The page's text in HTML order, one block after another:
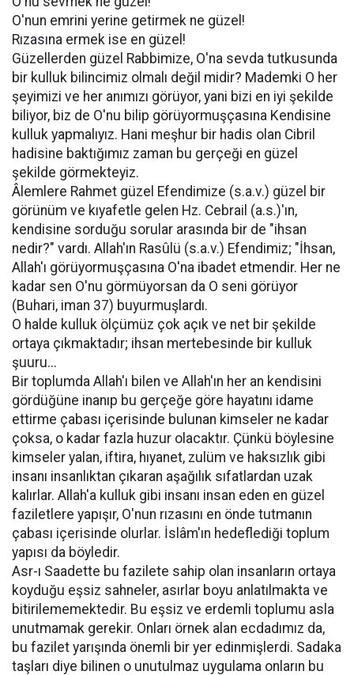
O'nun emrini yerine getirmek ne güzel!
Rızasına ermek ise en güzel!
Güzellerden güzel Rabbimize, O'na sevda tutkusunda
bir kulluk bilincimiz olmalı değil midir? Mademki O her
şeyimizi ve her anımızı görüyor, yani bizi en iyi şekilde
biliyor, biz de O'nu bilip görüyormuşçasına Kendisine
kulluk yapmalıyız. Hani meşhur bir hadis olan Cibril
hadisine baktığımız zaman bu gerçeği en güzel
şekilde görmekteyiz.
Âlemlere Rahmet güzel Efendimize (s.a.v.) güzel bir
görünüm ve kıyafetle gelen Hz. Cebrail (a.s.)'ın,
kendisine sorduğu sorular arasında bir de "ihsan
nedir?" vardı. Allah'ın Rasûlü (s.a.v.) Efendimiz; "İhsan,
Allah'ı görüyormuşçasına O'na ibadet etmendir. Her ne
kadar sen O'nu görmüyorsan da O seni görüyor
(Buhari, iman 37) buyurmuşlardı.
O halde kulluk ölçümüz çok açık ve net bir şekilde
ortaya çıkmaktadır; ihsan mertebesinde bir kulluk
şuuru...
Bir toplumda Allah'ı bilen ve Allah'ın her an kendisini
gördüğüne inanıp bu gerçeğe göre hayatını idame
ettirme çabası içerisinde bulunan kimseler ne kadar
çoksa, o kadar fazla huzur olacaktır. Çünkü böylesine
kimseler yalan, iftira, hıyanet, zulüm ve haksızlık gibi
insanı insanlıktan çıkaran aşağılık sıfatlardan uzak
kalırlar. Allah'a kulluk gibi insanı insan eden en güzel
faziletlere yapışır, O'nun rızasını en önde tutmanın
çabası içerisinde olurlar. İslâm'ın hedeflediği toplum
yapısı da böyledir.
Asr-ı Saadette bu fazilete sahip olan insanların ortaya
koyduğu eşsiz sahneler, asırlar boyu anlatılmakta ve
bitirilememektedir. Bu eşsiz ve erdemli toplumu asla
unutmamak gerekir. Onları örnek alan ecdadımız da,
bu fazilet yarışında önemli bir yer edinmişlerdi. Sadaka
taşları diye bilinen o unutulmaz uygulama onların bu